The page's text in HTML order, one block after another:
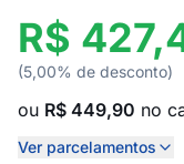
R$
(5,00% de desconto)
ou R$ 449,90 no
Ver parcelamentos